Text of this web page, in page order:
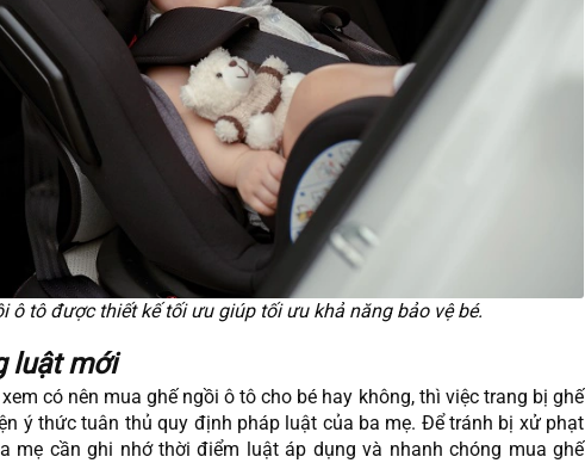
ô tô được thiết kế tối ưu giúp tối ưu khả năng bảo vệ bé.
luật mới
có nên mua ghế ngồi ô tô cho bé hay không, thì việc trang bị ghế
ý thức tuân thủ quy định pháp luật của ba mẹ. Để tránh bị xử phạt
mẹ cần ghi nhớ thời điểm luật áp dụng và nhanh chóng mua ghế